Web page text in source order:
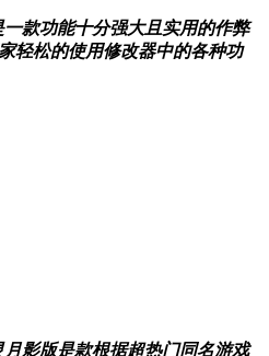
款功能十分强大且实用的作弊
轻松的使用修改器中的各种功
影版是款根据超热门同名游戏